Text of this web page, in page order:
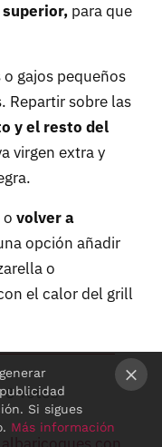
para que
gajos pequeños
Repartir sobre las
y el resto del
virgen extra y
volver a
opción añadir
o
el calor del grill
8 votos
Si sigues
Más información